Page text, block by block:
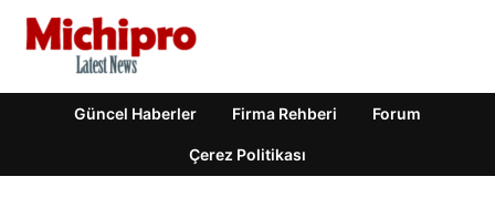
Güncel Haberler Firma Rehberi Forum
Çerez Politikası